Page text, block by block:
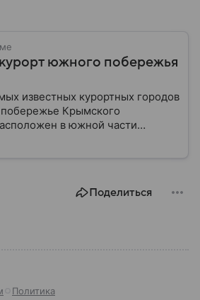
южного побережья
известных курортных городов
Крымского
в южной части
одним из ключевых центров
Поделиться
Политика